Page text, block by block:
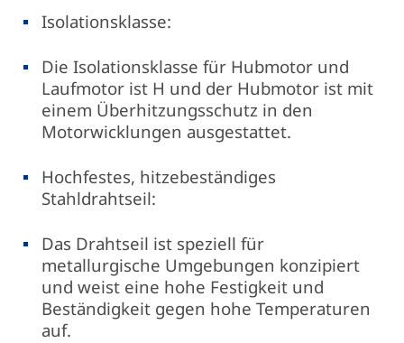
Isolationsklasse:
Die Isolationsklasse für Hubmotor und
Laufmotor ist H und der Hubmotor ist mit
einem Überhitzungsschutz in den
Motorwicklungen ausgestattet.
Hochfestes, hitzebeständiges
Stahldrahtseil:
Das Drahtseil ist speziell für
metallurgische Umgebungen konzipiert
und weist eine hohe Festigkeit und
Beständigkeit gegen hohe Temperaturen
auf.